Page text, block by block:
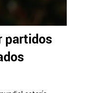
partidos